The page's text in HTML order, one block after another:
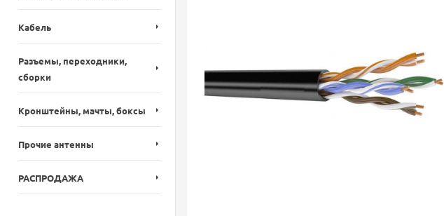
Кабель
Разъемы, переходники,
сборки
Кронштейны, мачты, боксы
Прочие антенны
РАСПРОДАЖА